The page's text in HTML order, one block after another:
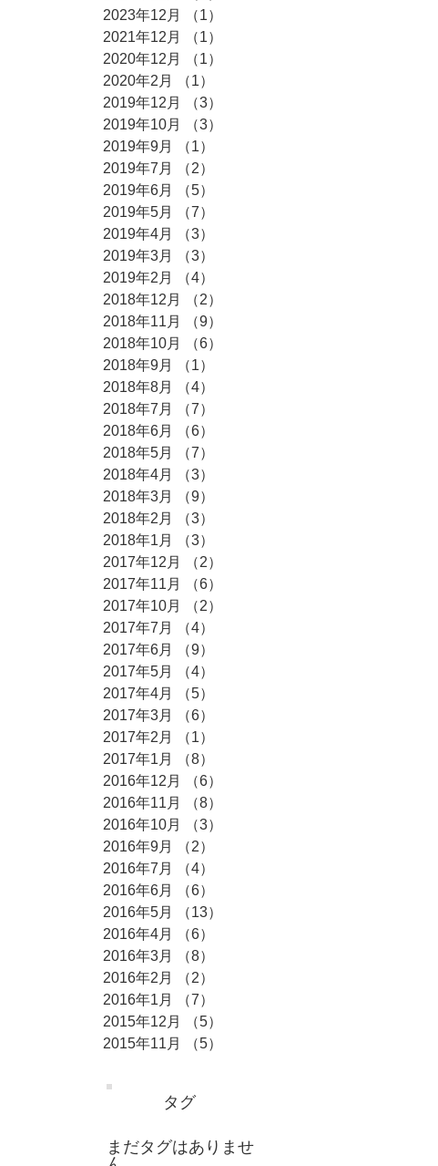
2023年12月
（1）
2021年12月
（1）
2020年12月
（1）
2020年2月
（1）
2019年12月
（3）
2019年10月
（3）
2019年9月
（1）
2019年7月
（2）
2019年6月
（5）
2019年5月
（7）
2019年4月
（3）
2019年3月
（3）
2019年2月
（4）
2018年12月
（2）
2018年11月
（9）
2018年10月
（6）
2018年9月
（1）
2018年8月
（4）
2018年7月
（7）
2018年6月
（6）
2018年5月
（7）
2018年4月
（3）
2018年3月
（9）
2018年2月
（3）
2018年1月
（3）
2017年12月
（2）
2017年11月
（6）
2017年10月
（2）
2017年7月
（4）
2017年6月
（9）
2017年5月
（4）
2017年4月
（5）
2017年3月
（6）
2017年2月
（1）
2017年1月
（8）
2016年12月
（6）
2016年11月
（8）
2016年10月
（3）
2016年9月
（2）
2016年7月
（4）
2016年6月
（6）
2016年5月
（13）
2016年4月
（6）
2016年3月
（8）
2016年2月
（2）
2016年1月
（7）
2015年12月
（5）
2015年11月
（5）
タグ
まだタグはありませ